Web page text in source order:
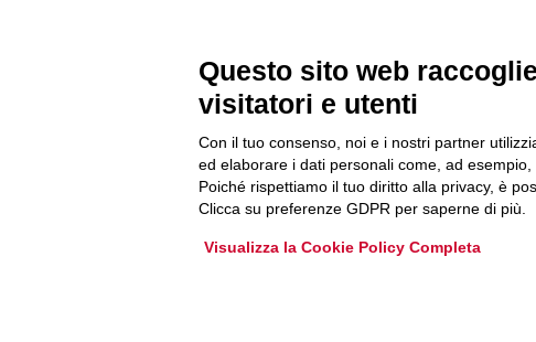
Archivio Newsletter
Questo sito web
visitatori e utenti
Con il tuo consenso, noi e i nostri partner
ed elaborare i dati personali come, ad
Poiché rispettiamo il tuo diritto alla privacy, è
Clicca su preferenze GDPR per saperne di più.
Visualizza la Cookie Policy Completa